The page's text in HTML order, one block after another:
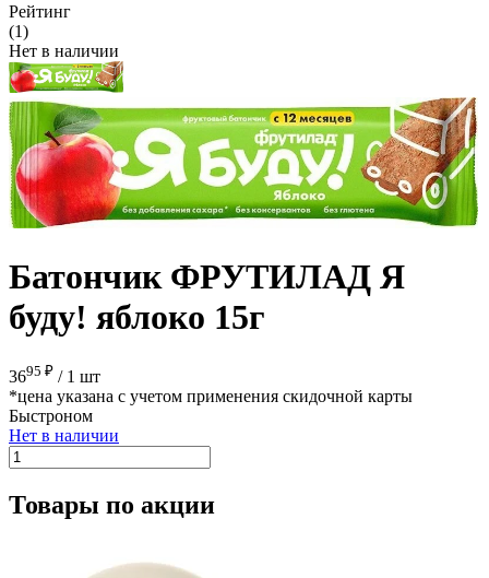
Рейтинг
(1)
Нет в наличии
Батончик ФРУТИЛАД Я
буду! яблоко 15г
3695 ₽ / 1 шт
*цена указана с учетом применения скидочной карты
Быстроном
Нет в наличии
Товары по акции